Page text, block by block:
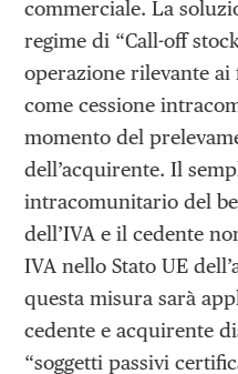
commerciale. La
regime di “Call-off
operazione rilevante
come cessione
momento del
dell’acquirente. Il
intracomunitario del
dell’IVA e il cedente
IVA nello Stato UE
questa misura sarà
cedente e acquirente
“soggetti passivi